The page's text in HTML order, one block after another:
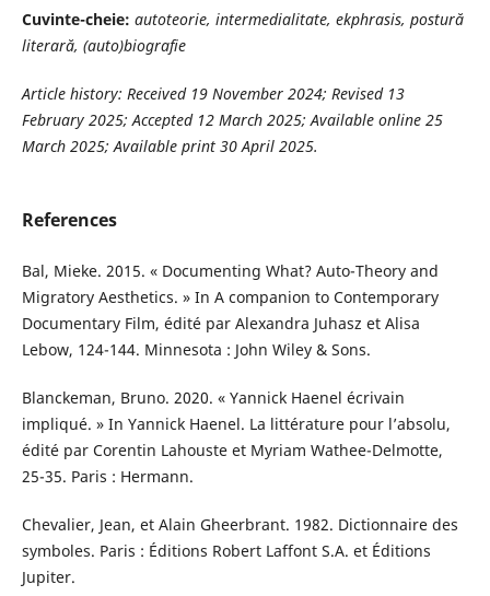
Cuvinte-cheie: autoteorie, intermedialitate, ekphrasis, postură
literară, (auto)biografie
Article history: Received 19 November 2024; Revised 13
February 2025; Accepted 12 March 2025; Available online 25
March 2025; Available print 30 April 2025.
References
Bal, Mieke. 2015. « Documenting What? Auto-Theory and
Migratory Aesthetics. » In A companion to Contemporary
Documentary Film, édité par Alexandra Juhasz et Alisa
Lebow, 124-144. Minnesota : John Wiley & Sons.
Blanckeman, Bruno. 2020. « Yannick Haenel écrivain
impliqué. » In Yannick Haenel. La littérature pour l’absolu,
édité par Corentin Lahouste et Myriam Wathee-Delmotte,
25-35. Paris : Hermann.
Chevalier, Jean, et Alain Gheerbrant. 1982. Dictionnaire des
symboles. Paris : Éditions Robert Laffont S.A. et Éditions
Jupiter.